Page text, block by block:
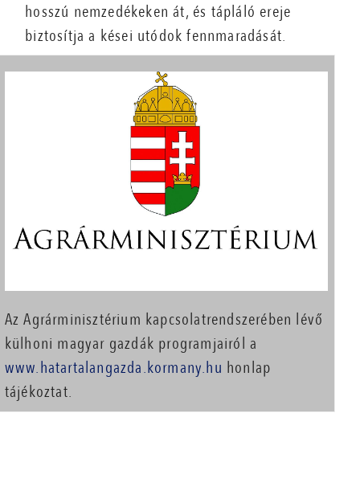
hosszú nemzedékeken át, és tápláló ereje
biztosítja a kései utódok fennmaradását.
Az Agrárminisztérium kapcsolatrendszerében lévő
külhoni magyar gazdák programjairól a
www.hatartalangazda.kormany.hu honlap
tájékoztat.